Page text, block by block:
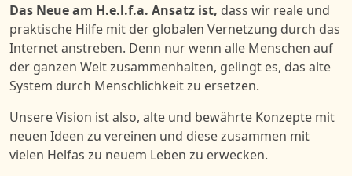
Das Neue am H.e.l.f.a. Ansatz ist, dass wir reale und
praktische Hilfe mit der globalen Vernetzung durch das
Internet anstreben. Denn nur wenn alle Menschen auf
der ganzen Welt zusammenhalten, gelingt es, das alte
System durch Menschlichkeit zu ersetzen.
Unsere Vision ist also, alte und bewährte Konzepte mit
neuen Ideen zu vereinen und diese zusammen mit
vielen Helfas zu neuem Leben zu erwecken.